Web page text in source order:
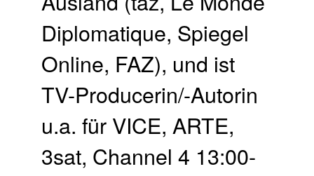
Diplomatique, Spiegel
Online, FAZ), und ist
TV-Producerin/-Autorin
u.a. für VICE, ARTE,
3sat, Channel 4 13:00-